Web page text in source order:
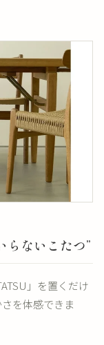
らないこたつ”
」を置くだけ
を体感できま